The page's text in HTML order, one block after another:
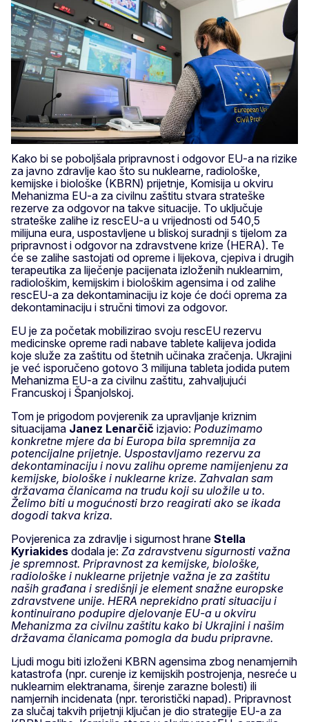
Kako bi se poboljšala pripravnost i odgovor EU-a na rizike
za javno zdravlje kao što su nuklearne, radiološke,
kemijske i biološke (KBRN) prijetnje, Komisija u okviru
Mehanizma EU-a za civilnu zaštitu stvara strateške
rezerve za odgovor na takve situacije. To uključuje
strateške zalihe iz rescEU-a u vrijednosti od 540,5
milijuna eura, uspostavljene u bliskoj suradnji s tijelom za
pripravnost i odgovor na zdravstvene krize (HERA). Te
će se zalihe sastojati od opreme i lijekova, cjepiva i drugih
terapeutika za liječenje pacijenata izloženih nuklearnim,
radiološkim, kemijskim i biološkim agensima i od zalihe
rescEU-a za dekontaminaciju iz koje će doći oprema za
dekontaminaciju i stručni timovi za odgovor.
EU je za početak mobilizirao svoju rescEU rezervu
medicinske opreme radi nabave tablete kalijeva jodida
koje služe za zaštitu od štetnih učinaka zračenja. Ukrajini
je već isporučeno gotovo 3 milijuna tableta jodida putem
Mehanizma EU-a za civilnu zaštitu, zahvaljujući
Francuskoj i Španjolskoj.
Tom je prigodom povjerenik za upravljanje kriznim
situacijama Janez Lenarčič izjavio: Poduzimamo
konkretne mjere da bi Europa bila spremnija za
potencijalne prijetnje. Uspostavljamo rezervu za
dekontaminaciju i novu zalihu opreme namijenjenu za
kemijske, biološke i nuklearne krize. Zahvalan sam
državama članicama na trudu koji su uložile u to.
Želimo biti u mogućnosti brzo reagirati ako se ikada
dogodi takva kriza.
Povjerenica za zdravlje i sigurnost hrane Stella
Kyriakides dodala je: Za zdravstvenu sigurnosti važna
je spremnost. Pripravnost za kemijske, biološke,
radiološke i nuklearne prijetnje važna je za zaštitu
naših građana i središnji je element snažne europske
zdravstvene unije. HERA neprekidno prati situaciju i
kontinuirano podupire djelovanje EU-a u okviru
Mehanizma za civilnu zaštitu kako bi Ukrajini i našim
državama članicama pomogla da budu pripravne.
Ljudi mogu biti izloženi KBRN agensima zbog nenamjernih
katastrofa (npr. curenje iz kemijskih postrojenja, nesreće u
nuklearnim elektranama, širenje zarazne bolesti) ili
namjernih incidenata (npr. teroristički napad). Pripravnost
za slučaj takvih prijetnji ključan je dio strategije EU-a za